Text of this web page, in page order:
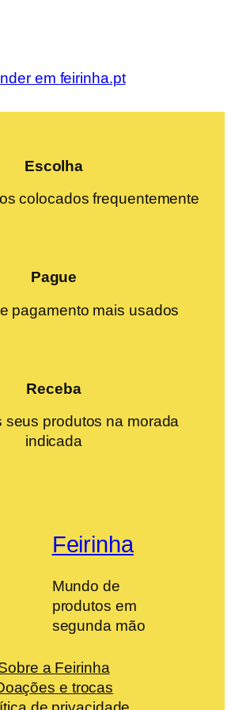
em feirinha.pt
Escolha
colocados frequentemente
Pague
pagamento mais usados
Receba
seus produtos na morada
indicada
Feirinha
Mundo de
produtos em
segunda mão
a Feirinha
e trocas